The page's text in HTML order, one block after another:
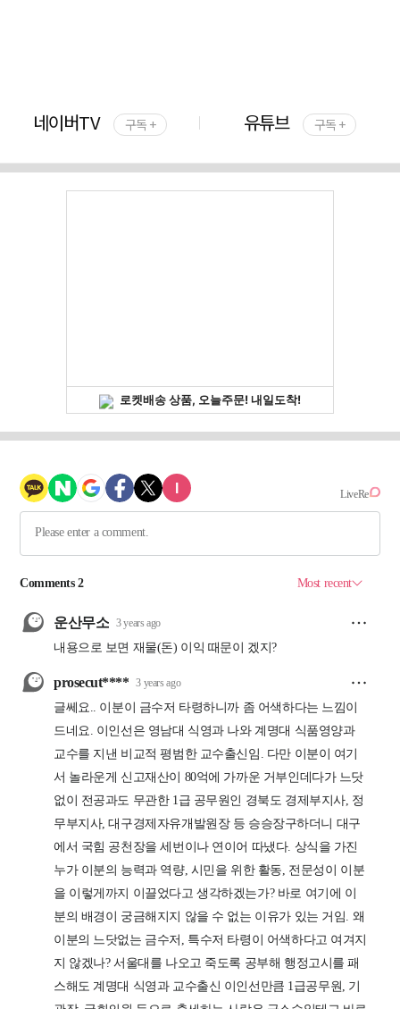
네이버TV 구독 + 유튜브 구독 +